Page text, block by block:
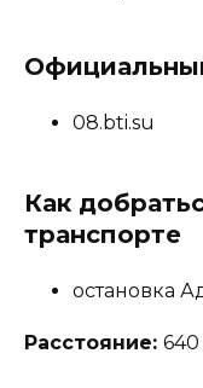
08.bti.su
Как
транспорте
остановка
Расстояние: 640